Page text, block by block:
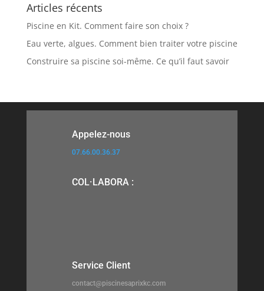
Articles récents
Piscine en Kit. Comment faire son choix ?
Eau verte, algues. Comment bien traiter votre piscine
Construire sa piscine soi-même. Ce qu’il faut savoir
Appelez-nous
07.66.00.36.37
COL·LABORA :
Service Client
contact@piscinesaprixkc.com